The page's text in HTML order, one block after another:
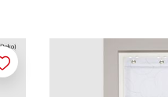
Merken